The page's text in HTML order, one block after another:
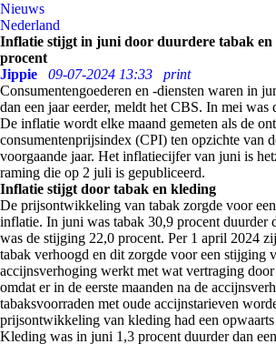
Nieuws
Nederland
Inflatie stijgt in juni door duurdere tabak en
procent
Jippie
09-07-2024 13:33
print
Consumentengoederen en -diensten waren in
dan een jaar eerder, meldt het CBS. In mei was
De inflatie wordt elke maand gemeten als de
consumentenprijsindex (CPI) ten opzichte van
voorgaande jaar. Het inflatiecijfer van juni is
raming die op 2 juli is gepubliceerd.
Inflatie stijgt door tabak en kleding
De prijsontwikkeling van tabak zorgde voor
inflatie. In juni was tabak 30,9 procent duurder
was de stijging 22,0 procent. Per 1 april 2024
tabak verhoogd en dit zorgde voor een stijging
accijnsverhoging werkt met wat vertraging
omdat er in de eerste maanden na de
tabaksvoorraden met oude accijnstarieven
prijsontwikkeling van kleding had een
Kleding was in juni 1,3 procent duurder dan